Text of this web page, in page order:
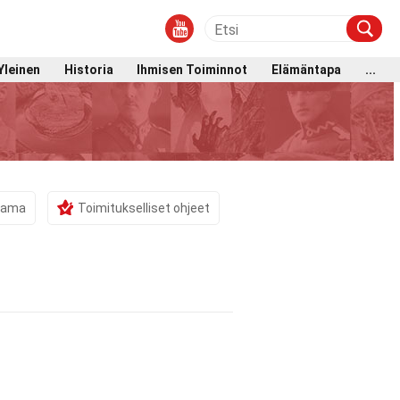
Historia Ihmisen Toiminnot Elämäntapa ...
Toimitukselliset ohjeet